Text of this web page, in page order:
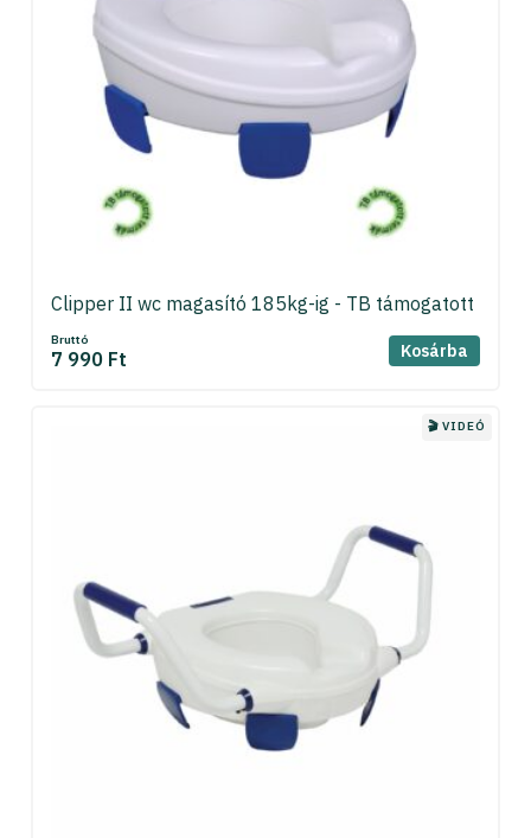
Clipper II wc magasító 185kg-ig - TB támogatott
Bruttó
7 990 Ft Kosárba
🎬 VIDEÓ